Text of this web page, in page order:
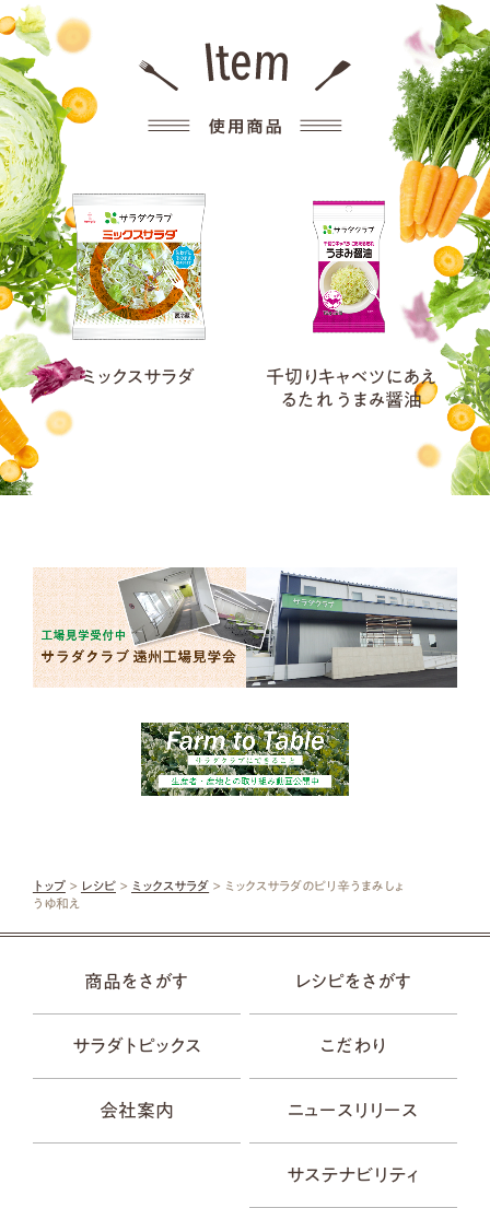
ミックスサラダ
千切りキャベツにあえ
るたれ うまみ醤油
トップ> レシピ > ミックスサラダ > ミックスサラダのピリ辛うまみしょ
うゆ和え
商品をさがす レシピをさがす
サラダトピックス こだわり
会社案内 ニュースリリース
サステナビリティ